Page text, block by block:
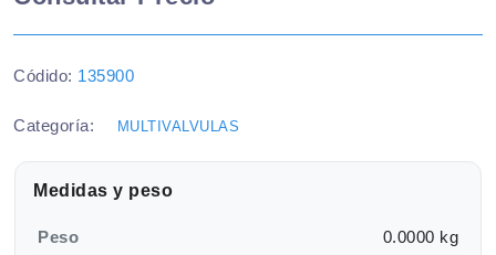
Códido: 135900
Categoría: MULTIVALVULAS
Medidas y peso
Peso 0.0000 kg